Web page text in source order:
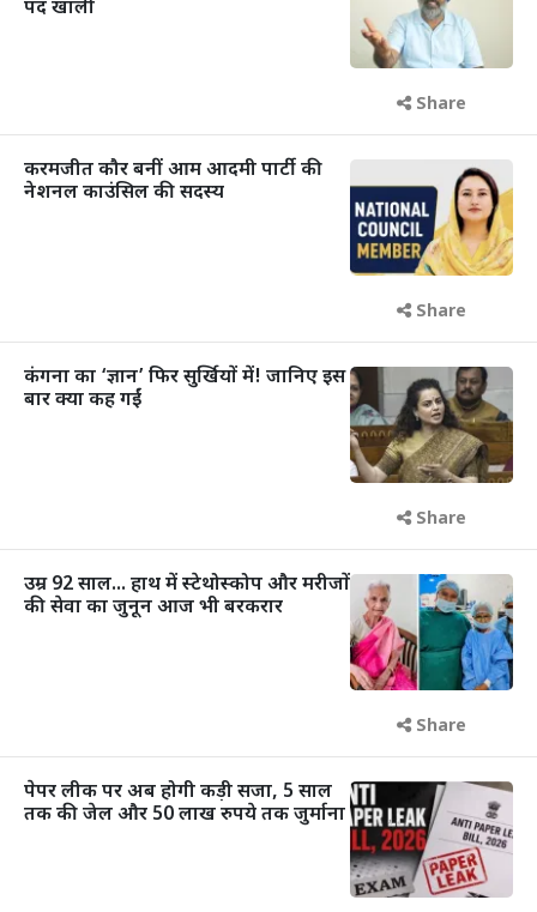
पद खाली
Share
करमजीत कौर बनीं आम आदमी पार्टी की
नेशनल काउंसिल की सदस्य
Share
कंगना का ‘ज्ञान’ फिर सुर्खियों में! जानिए इस
बार क्या कह गईं
Share
उम्र 92 साल... हाथ में स्टेथोस्कोप और मरीजों
की सेवा का जुनून आज भी बरकरार
Share
पेपर लीक पर अब होगी कड़ी सजा, 5 साल
तक की जेल और 50 लाख रुपये तक जुर्माना